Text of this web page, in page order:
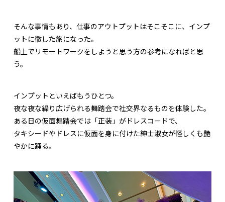
そんな事情もあり、仕事のアウトプットはそこそこに、インプ
ットに徹した旅になった。
船上でリモートワークをしようと思う方の参考になればと思
う。
インプットといえばもうひとつ。
夜な夜な繰り広げられる舞踏会で社交界なるものを体験した。
ある日の仮面舞踏会では「正装」がドレスコードで、
タキシードやドレスに仮面を身に付けた紳士淑女が怪しくも艶
やかに踊る。